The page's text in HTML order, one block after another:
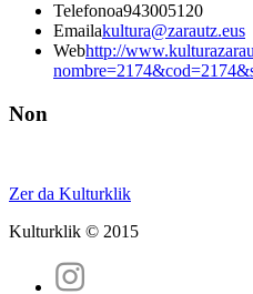
Telefonoa943005120
Emailakultura@zarautz.eus
Webhttp://
Non
Zer da Kulturklik
Kulturklik © 2015